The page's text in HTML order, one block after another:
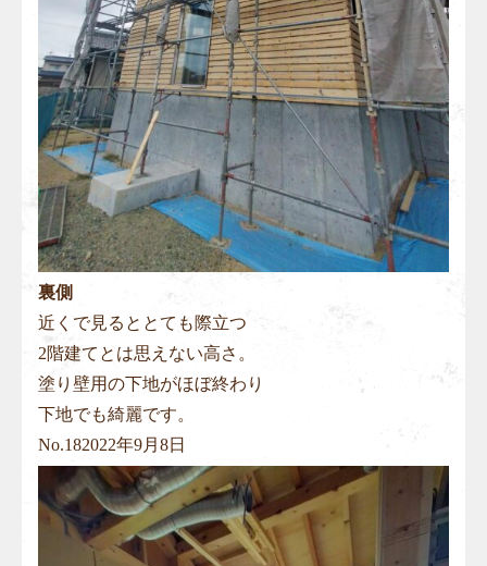
裏側
近くで見るととても際立つ
2階建てとは思えない高さ。
塗り壁用の下地がほぼ終わり
下地でも綺麗です。
No.182022年9月8日